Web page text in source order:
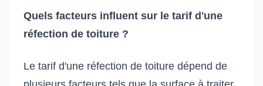
Quels facteurs influent sur le tarif d'une
réfection de toiture ?
Le tarif d'une réfection de toiture dépend de